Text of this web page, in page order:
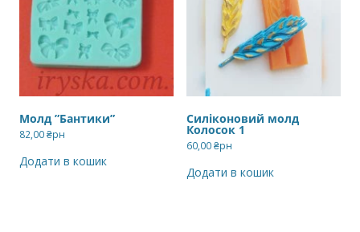
Молд ”Бантики”
82,00₴рн
Додати в кошик
Силіконовий молд
Колосок 1
60,00₴рн
Додати в кошик